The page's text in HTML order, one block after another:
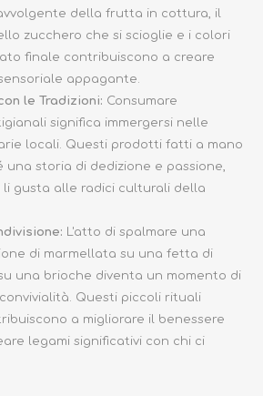
della frutta in cottura, il
zucchero che si scioglie e i colori
finale contribuiscono a creare
appagante.
le Tradizioni: Consumare
significa immergersi nelle
locali. Questi prodotti fatti a mano
una storia di dedizione e passione,
li gusta alle radici culturali della
L'atto di spalmare una
di marmellata su una fetta di
una brioche diventa un momento di
Questi piccoli rituali
a migliorare il benessere
legami significativi con chi ci